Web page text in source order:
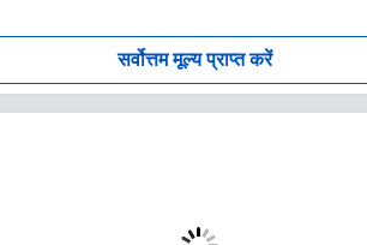
सर्वोत्तम मूल्य प्राप्त करें